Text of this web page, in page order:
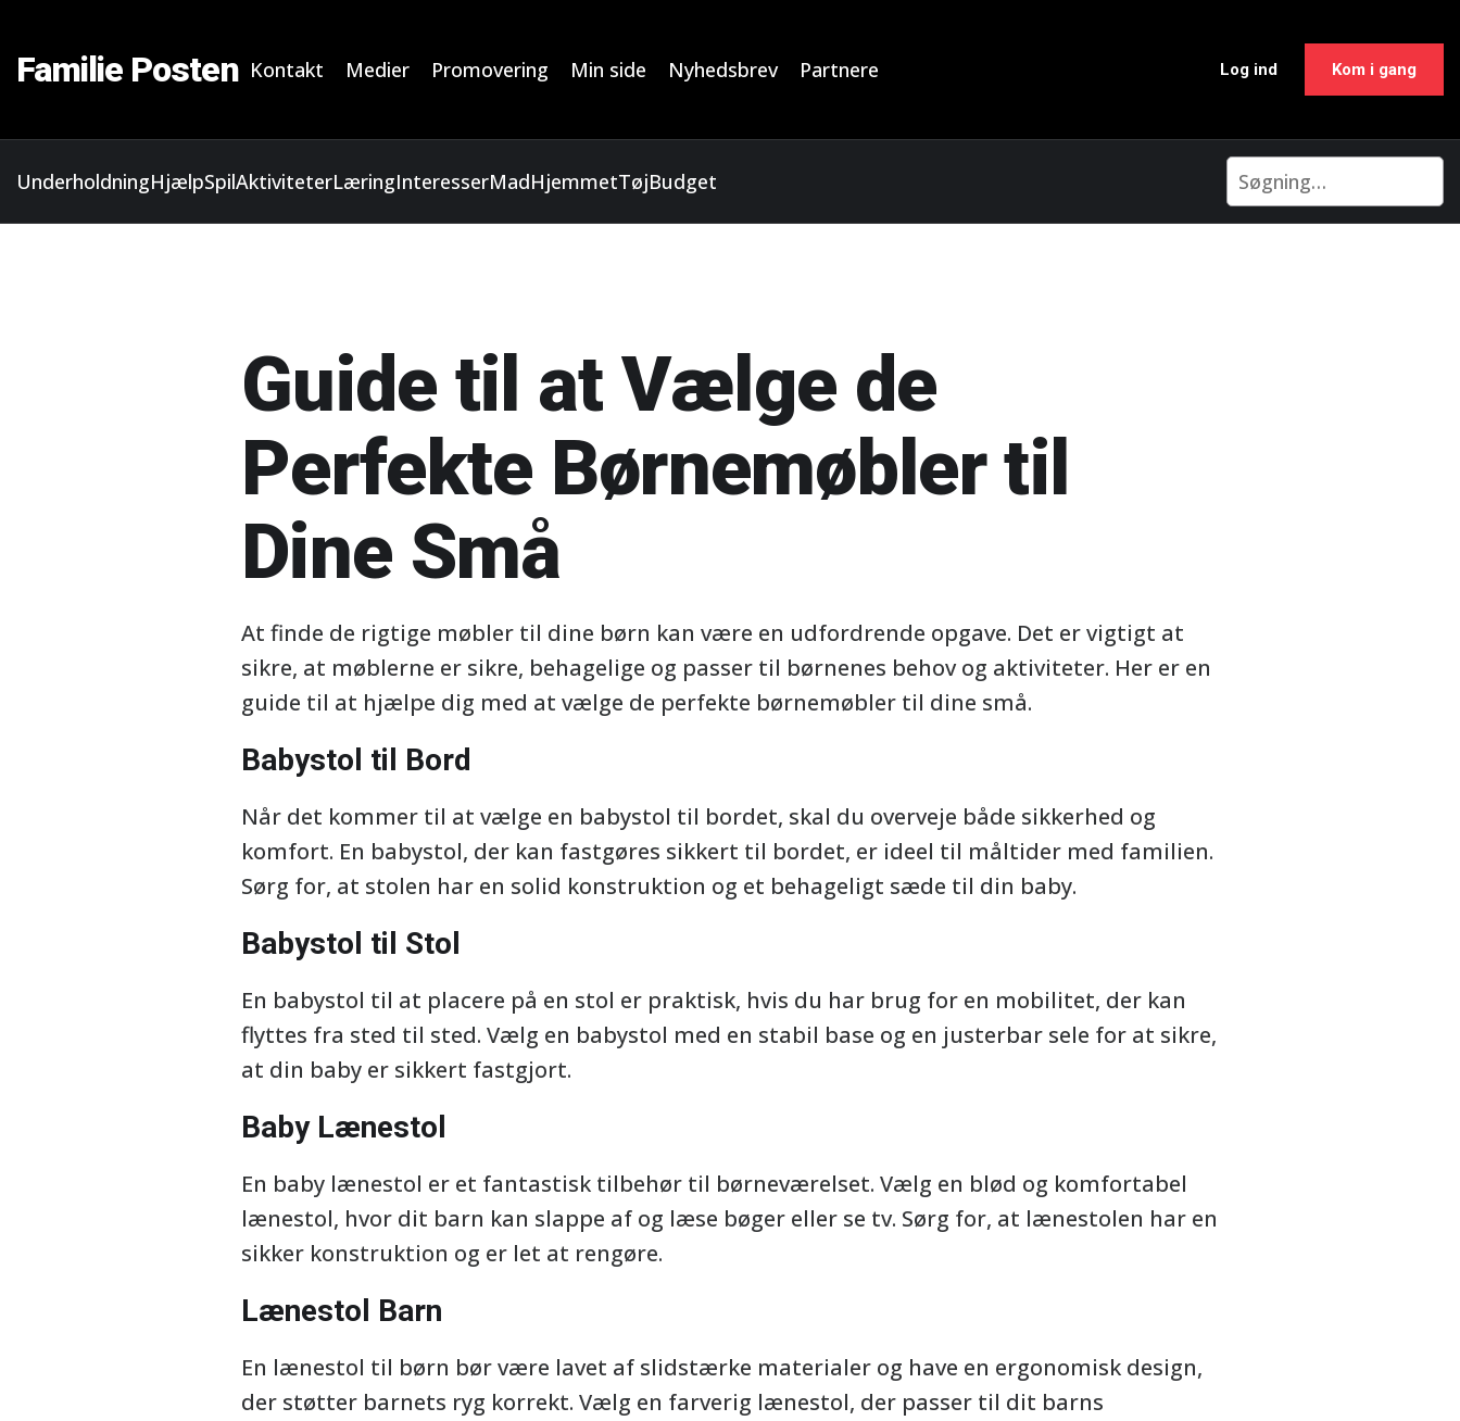
Familie Posten Kontakt Medier Promovering Min side Nyhedsbrev Partnere Log ind Kom i gang
UnderholdningHjælpSpilAktiviteterLæringInteresserMadHjemmetTøjBudget
Guide til at Vælge de
Perfekte Børnemøbler til
Dine Små
At finde de rigtige møbler til dine børn kan være en udfordrende opgave. Det er vigtigt at
sikre, at møblerne er sikre, behagelige og passer til børnenes behov og aktiviteter. Her er en
guide til at hjælpe dig med at vælge de perfekte børnemøbler til dine små.
Babystol til Bord
Når det kommer til at vælge en babystol til bordet, skal du overveje både sikkerhed og
komfort. En babystol, der kan fastgøres sikkert til bordet, er ideel til måltider med familien.
Sørg for, at stolen har en solid konstruktion og et behageligt sæde til din baby.
Babystol til Stol
En babystol til at placere på en stol er praktisk, hvis du har brug for en mobilitet, der kan
flyttes fra sted til sted. Vælg en babystol med en stabil base og en justerbar sele for at sikre,
at din baby er sikkert fastgjort.
Baby Lænestol
En baby lænestol er et fantastisk tilbehør til børneværelset. Vælg en blød og komfortabel
lænestol, hvor dit barn kan slappe af og læse bøger eller se tv. Sørg for, at lænestolen har en
sikker konstruktion og er let at rengøre.
Lænestol Barn
En lænestol til børn bør være lavet af slidstærke materialer og have en ergonomisk design,
der støtter barnets ryg korrekt. Vælg en farverig lænestol, der passer til dit barns